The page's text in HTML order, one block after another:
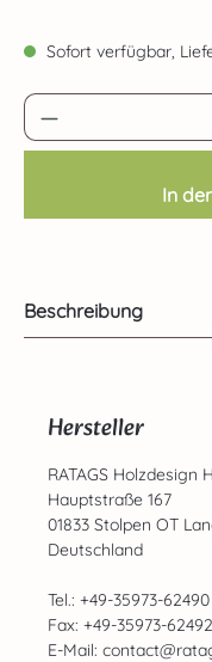
Sofort verfügbar,
Produkt
In
Beschreibung
Hersteller
RATAGS Holzdesign
Hauptstraße 167
01833 Stolpen OT
Deutschland
Tel.: +49-35973-62490
Fax: +49-35973-
E-Mail: